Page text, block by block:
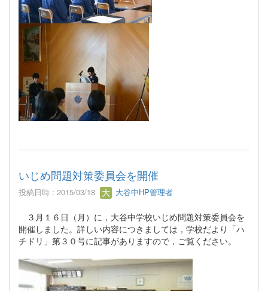
いじめ問題対策委員会を開催
投稿日時 : 2015/03/18 大谷中HP管理者
３月１６日（月）に，大谷中学校いじめ問題対策委員会を
開催しました。詳しい内容につきましては，学校だより「ハ
チドリ」第３０号に記事がありますので，ご覧ください。